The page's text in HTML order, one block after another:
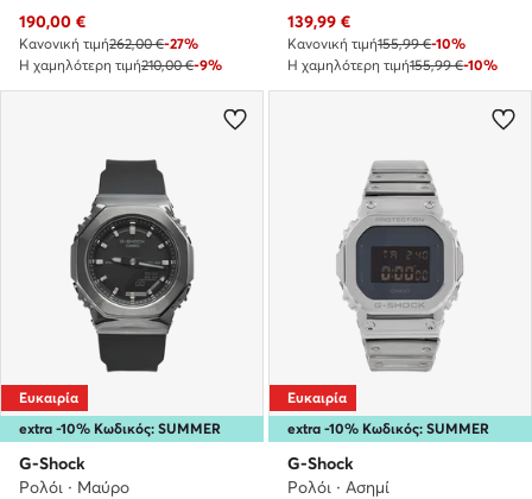
Τρέχουσα τιμή
190,00 €
Κανονική τιμή262,00 €-27%
Η χαμηλότερη τιμή210,00 €-9%
Τρέχουσα τιμή
139,99 €
Κανονική τιμή155,99 €-10%
Η χαμηλότερη τιμή155,99 €-10%
extra -10% Κωδικός: SUMMER
Ευκαιρία
G-Shock
Ρολόι · Μαύρο
extra -10% Κωδικός: SUMMER
Ευκαιρία
G-Shock
Ρολόι · Ασημί